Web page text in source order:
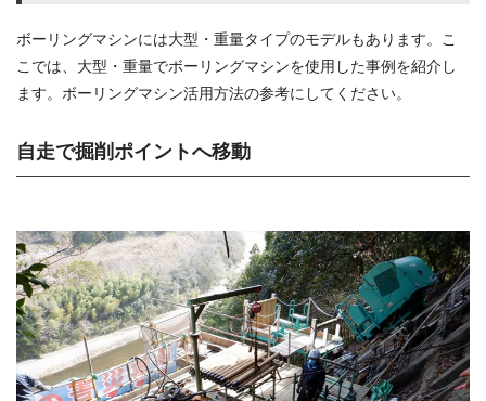
ボーリングマシンには大型・重量タイプのモデルもあります。こ
こでは、大型・重量でボーリングマシンを使用した事例を紹介し
ます。ボーリングマシン活用方法の参考にしてください。
自走で掘削ポイントへ移動